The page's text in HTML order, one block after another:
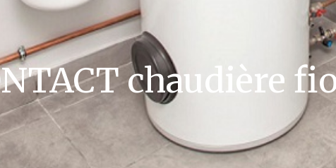
chaudière